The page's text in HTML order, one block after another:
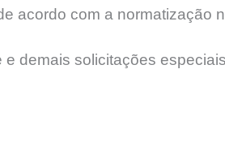
acordo com a normatização
demais solicitações